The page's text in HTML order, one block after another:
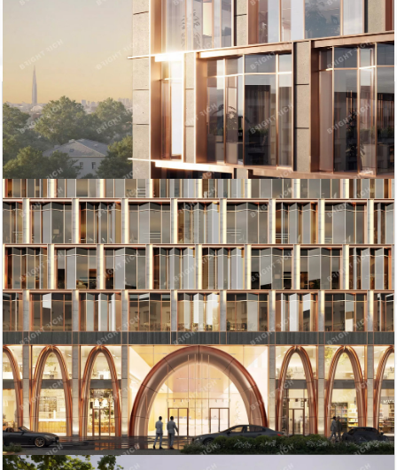
Похожие объекты в Петроградском районе
Академика Павлов...
Продажа офисного
помещения
852 м
300 000
тыс. руб
г. Левашовский п...
Продажа офисного
помещения
6649.24
м2
2 147 484
тыс. руб
г. Петровская Ко...
Продажа офисного
помещения